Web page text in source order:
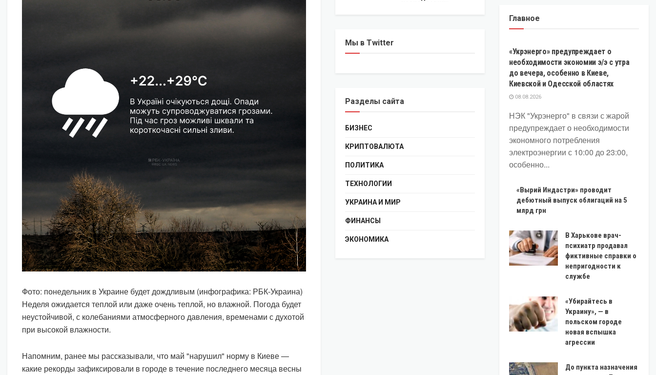
Фото: понедельник в Украине будет дождливым (инфографика: РБК-Украина)
Неделя ожидается теплой или даже очень теплой, но влажной. Погода будет
неустойчивой, с колебаниями атмосферного давления, временами с духотой
при высокой влажности.
Напомним, ранее мы рассказывали, что май "нарушил" норму в Киеве —
какие рекорды зафиксировали в городе в течение последнего месяца весны
Мы в Twitter
Разделы сайта
БИЗНЕС
КРИПТОВАЛЮТА
ПОЛИТИКА
ТЕХНОЛОГИИ
УКРАИНА И МИР
ФИНАНСЫ
ЭКОНОМИКА
Главное
ЭКОНОМИКА
«Укрэнерго» предупреждает о
необходимости экономии э/э с утра
до вечера, особенно в Киеве,
Киевской и Одесской областях
08.08.2026
НЭК "Укрэнерго" в связи с жарой
предупреждает о необходимости
экономного потребления
электроэнергии с 10:00 до 23:00,
особенно...
«Вырий Индастри» проводит
дебютный выпуск облигаций на 5
млрд грн
В Харькове врач-
психиатр продавал
фиктивные справки о
непригодности к
службе
«Убирайтесь в
Украину», — в
польском городе
новая вспышка
агрессии
До пункта назначения